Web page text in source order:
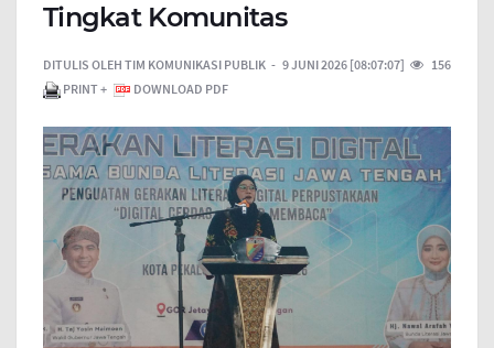
Tingkat Komunitas
DITULIS OLEH TIM KOMUNIKASI PUBLIK 9 JUNI 2026 [08:07:07]
156
PRINT +
DOWNLOAD PDF